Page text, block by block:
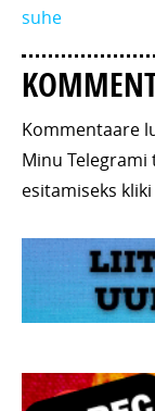
suhe
Kommentaare
Minu
esitamiseks kliki